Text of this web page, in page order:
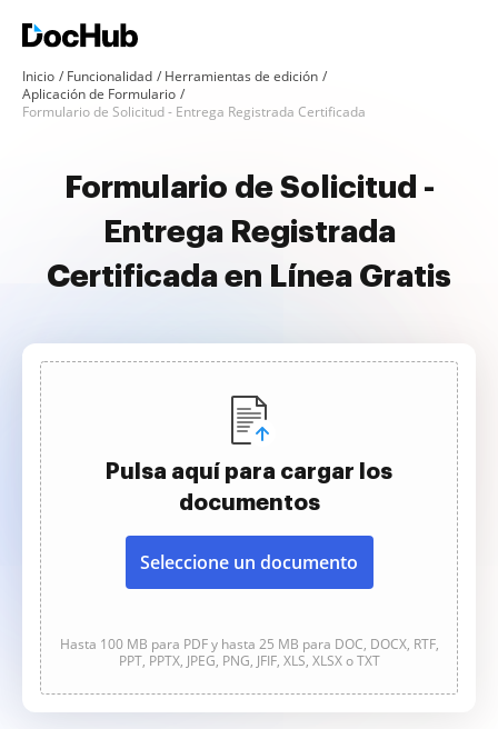
Inicio Funcionalidad
Herramientas de edición
Aplicación de Formulario
Formulario de Solicitud - Entrega Registrada Certificada
Formulario de Solicitud -
Entrega Registrada
Certificada en Línea Gratis
Pulsa aquí para cargar los
documentos
Seleccione un documento
Hasta 100 MB para PDF y hasta 25 MB para DOC, DOCX, RTF,
PPT, PPTX, JPEG, PNG, JFIF, XLS, XLSX o TXT